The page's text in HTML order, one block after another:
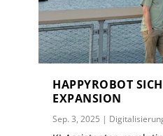
HAPPYROBOT
EXPANSION
Sep. 3, 2025 |